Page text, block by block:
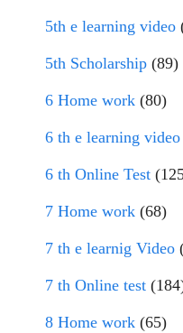
5th e learning video
5th Scholarship (89)
6 Home work (80)
6 th e learning video
6 th Online Test
7 Home work (68)
7 th e learnig Video
7 th Online test
8 Home work (65)